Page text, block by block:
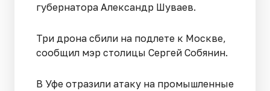
губернатора Александр Шуваев.
Три дрона сбили на подлете к Москве,
сообщил мэр столицы Сергей Собянин.
В Уфе отразили атаку на промышленные